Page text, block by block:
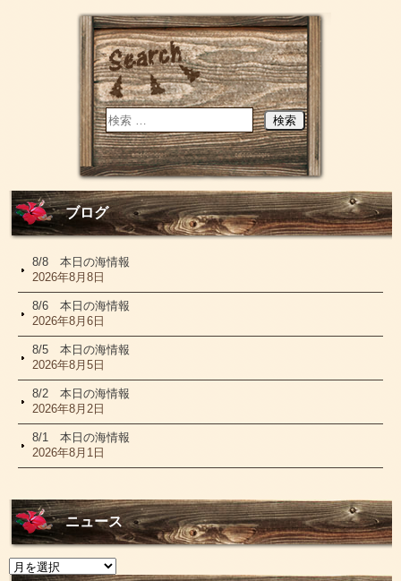
ブログ
8/8 本日の海情報
2026年8月8日
8/6 本日の海情報
2026年8月6日
8/5 本日の海情報
2026年8月5日
8/2 本日の海情報
2026年8月2日
8/1 本日の海情報
2026年8月1日
ニュース
ニ